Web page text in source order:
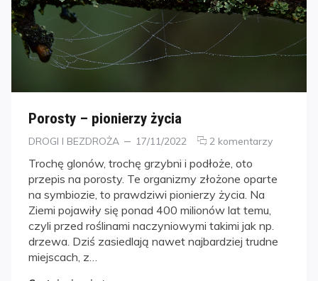
Porosty – pionierzy życia
Kategorie
DROGI I BEZDROŻA
Posted
17/11/2022 2 komentarzy
Trochę glonów, trochę grzybni i podłoże, oto
przepis na porosty. Te organizmy złożone oparte
na symbiozie, to prawdziwi pionierzy życia. Na
Ziemi pojawiły się ponad 400 milionów lat temu,
czyli przed roślinami naczyniowymi takimi jak np.
drzewa. Dziś zasiedlają nawet najbardziej trudne
miejscach, z…